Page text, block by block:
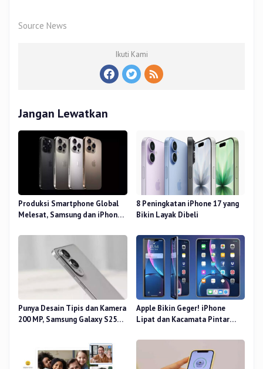
Source News
Ikuti Kami
Jangan Lewatkan
Produksi Smartphone Global
Melesat, Samsung dan iPhone
8 Peningkatan iPhone 17 yang
Bikin Layak Dibeli
Punya Desain Tipis dan Kamera
200 MP, Samsung Galaxy S25
Apple Bikin Geger! iPhone
Lipat dan Kacamata Pintar